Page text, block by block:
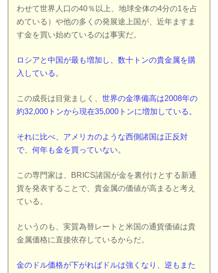
わせて世界人口の40％以上、地球全体の4分の1を占
めている）や他の多くの発展途上国が、近年ますま
す金を買い始めているのは事実だ。
ロシアと中国が最も増加し、数十トンの貴金属を購
入している。
この成長は目覚ましく、世界の金準備高は2008年の
約32,000トンから現在35,000トンに増加している。
それに比べ、アメリカのような西側諸国は正反対
で、何年も金を買っていない。
この専門家は、BRICS諸国が金を裏付けとする新通
貨を発表することで、貴金属の価値が高まると考え
ている。
というのも、実質為替レートと米国の通貨価値は貴
金属価格に直接依存しているからだ。
金のドル価格が下がればドルは強くなり、逆もまた